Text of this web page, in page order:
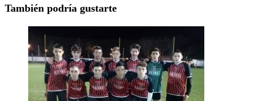
También podría gustarte